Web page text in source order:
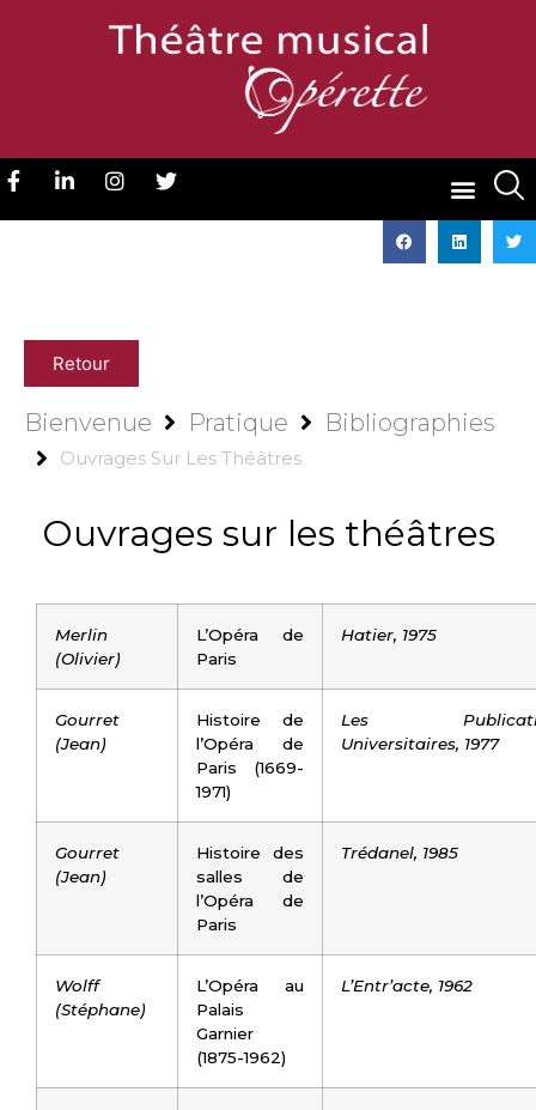
Retour
Bienvenue Pratique Bibliographies
Ouvrages Sur Les Théâtres
Ouvrages sur les théâtres
Merlin
(Olivier)
L’Opéra de
Paris
Hatier, 1975
Gourret
(Jean)
Histoire de
l’Opéra de
Paris (1669-
1971)
Les
Universitaires, 1977
Gourret
(Jean)
Histoire des
salles de
l’Opéra de
Paris
Trédanel, 1985
Wolff
(Stéphane)
L’Opéra au
Palais
Garnier
(1875-1962)
L’Entr’acte, 1962